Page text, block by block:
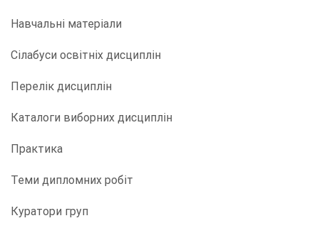
Навчальні матеріали
Сілабуси освітніх дисциплін
Перелік дисциплін
Каталоги виборних дисциплін
Практика
Теми дипломних робіт
Куратори груп